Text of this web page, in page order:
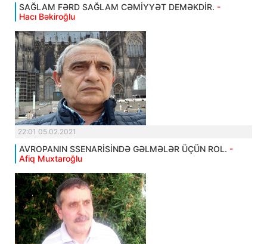
SAĞLAM FƏRD SAĞLAM CƏMİYYƏT DEMƏKDİR. -
Hacı Bəkiroğlu
22:01 05.02.2021
AVROPANIN SSENARİSİNDƏ GƏLMƏLƏR ÜÇÜN ROL. -
Afiq Muxtaroğlu